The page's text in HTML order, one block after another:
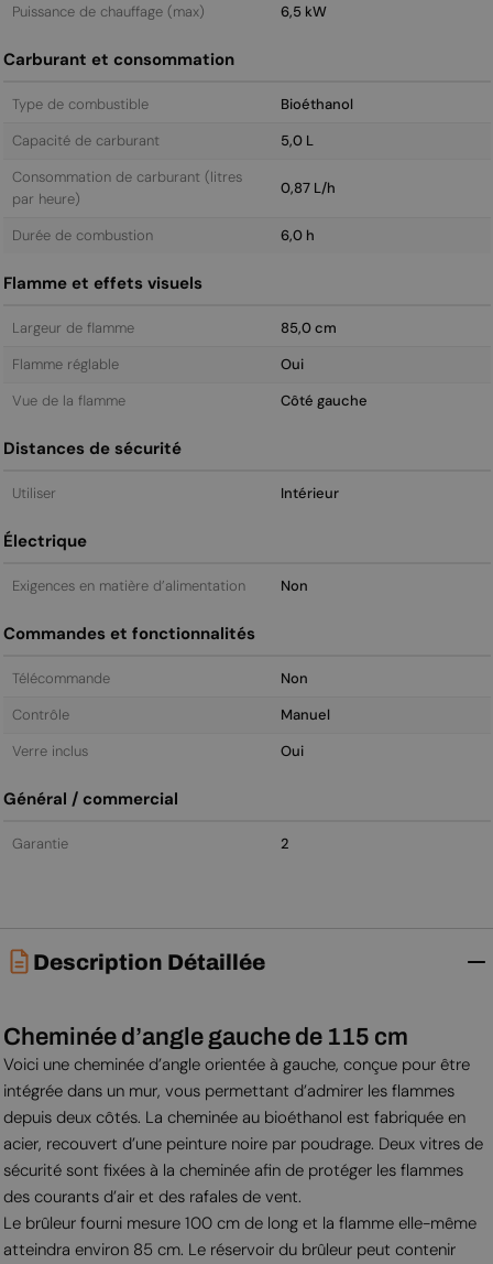
Puissance de chauffage (max) 6,5 kW
Carburant et consommation
Type de combustible
Bioéthanol
Capacité de carburant
5,0 L
Consommation de carburant (litres
par heure)
0,87 L/h
Durée de combustion 6,0 h
Flamme et effets visuels
Largeur de flamme
85,0 cm
Flamme réglable
Oui
Vue de la flamme
Côté gauche
Distances de sécurité
Utiliser Intérieur
Électrique
Exigences en matière d’alimentation Non
Commandes et fonctionnalités
Télécommande
Non
Contrôle
Manuel
Verre inclus
Oui
Général / commercial
Garantie 2
Description Détaillée
Cheminée d’angle gauche de 115 cm
Voici une cheminée d’angle orientée à gauche, conçue pour être
intégrée dans un mur, vous permettant d’admirer les flammes
depuis deux côtés. La cheminée au bioéthanol est fabriquée en
acier, recouvert d’une peinture noire par poudrage. Deux vitres de
sécurité sont fixées à la cheminée afin de protéger les flammes
des courants d’air et des rafales de vent.
Le brûleur fourni mesure 100 cm de long et la flamme elle-même
atteindra environ 85 cm. Le réservoir du brûleur peut contenir